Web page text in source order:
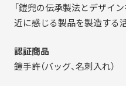
「鎧兜の伝承製法とデザイ
近に感じる製品を製造する
認証商品
鎧手許（バッグ、名刺入れ）